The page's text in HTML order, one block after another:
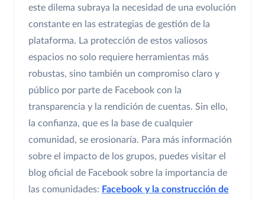
este dilema subraya la necesidad de una evolución
constante en las estrategias de gestión de la
plataforma. La protección de estos valiosos
espacios no solo requiere herramientas más
robustas, sino también un compromiso claro y
público por parte de Facebook con la
transparencia y la rendición de cuentas. Sin ello,
la confianza, que es la base de cualquier
comunidad, se erosionaría. Para más información
sobre el impacto de los grupos, puedes visitar el
blog oficial de Facebook sobre la importancia de
las comunidades: Facebook y la construcción de